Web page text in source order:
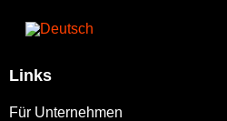
Links
Für Unternehmen